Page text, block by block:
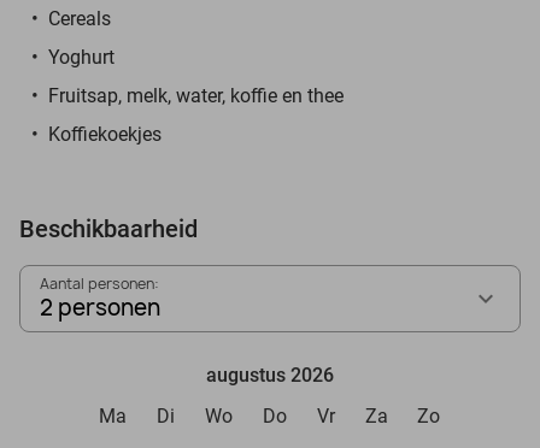
Cereals
Yoghurt
Fruitsap, melk, water, koffie en thee
Koffiekoekjes
Beschikbaarheid
Aantal personen:
2 personen
augustus 2026
Ma
Di Wo Do Vr Za Zo